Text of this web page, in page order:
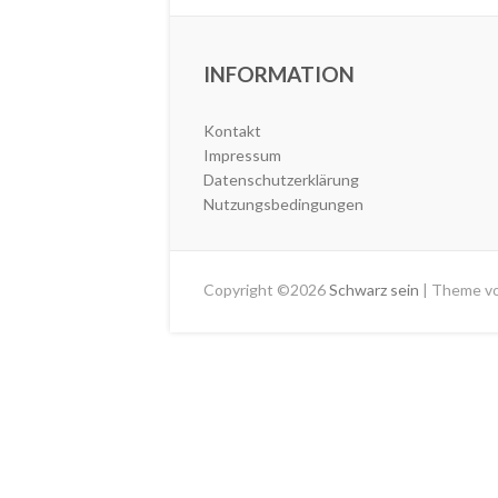
INFORMATION
Kontakt
Impressum
Datenschutzerklärung
Nutzungsbedingungen
Copyright ©2026Schwarz sein | Theme